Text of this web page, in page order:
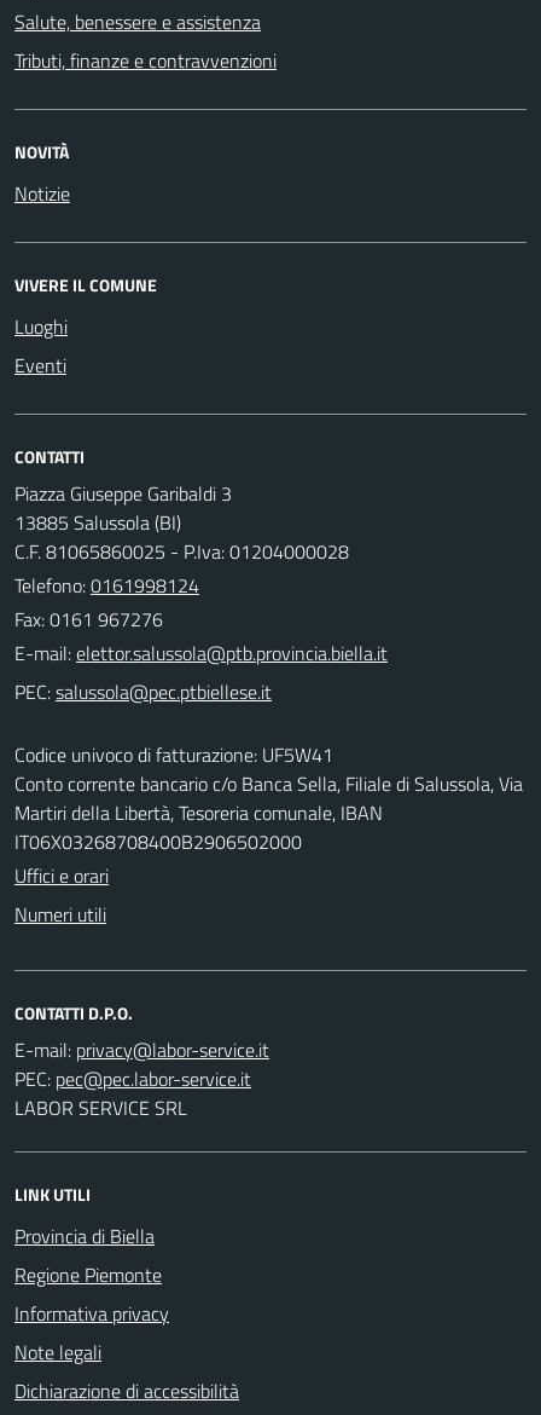
Salute, benessere e assistenza
Tributi, finanze e contravvenzioni
NOVITÀ
Notizie
VIVERE IL COMUNE
Luoghi
Eventi
CONTATTI
Piazza Giuseppe Garibaldi 3
13885 Salussola (BI)
C.F. 81065860025 - P.Iva: 01204000028
Telefono:0161998124
Fax: 0161 967276
E-mail:
PEC:
Codice univoco di fatturazione: UF5W41
Conto corrente bancario c/o Banca Sella, Filiale di Salussola, Via
Martiri della Libertà, Tesoreria comunale, IBAN
IT06X03268708400B2906502000
Uffici e orari
Numeri utili
CONTATTI D.P.O.
E-mail:
PEC:
LABOR SERVICE SRL
LINK UTILI
Provincia di Biella
Regione Piemonte
Informativa privacy
Note legali
Dichiarazione di accessibilità